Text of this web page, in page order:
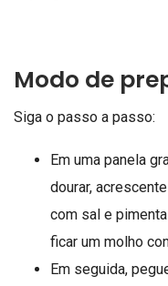
Modo de
Siga o passo a passo:
Em uma panela
dourar,
com sal e
ficar um molho
Em seguida,